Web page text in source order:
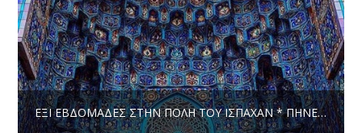
ΈΞΙ ΕΒΔΟΜΆΔΕΣ ΣΤΗΝ ΠΌΛΗ ΤΟΥ ΙΣΠΑΧΆΝ * ΠΗΝΕΛΌΠΗ ΖΑΡΔΟΎΚΑ